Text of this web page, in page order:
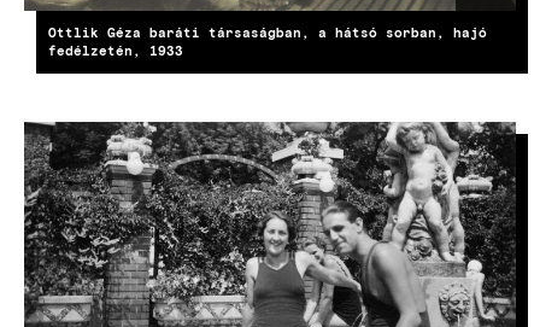
Ottlik Géza baráti társaságban, a hátsó sorban, hajó
fedélzetén, 1933
KÉP